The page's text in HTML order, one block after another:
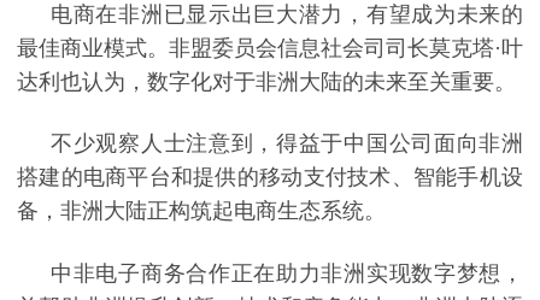
电商在非洲已显示出巨大潜力，有望成为未来的
最佳商业模式。非盟委员会信息社会司司长莫克塔·叶
达利也认为，数字化对于非洲大陆的未来至关重要。
不少观察人士注意到，得益于中国公司面向非洲
搭建的电商平台和提供的移动支付技术、智能手机设
备，非洲大陆正构筑起电商生态系统。
中非电子商务合作正在助力非洲实现数字梦想，